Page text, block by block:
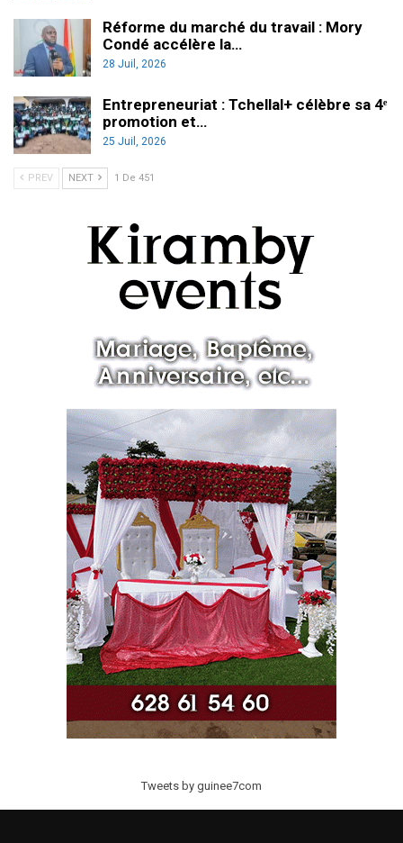
Réforme du marché du travail : Mory
Condé accélère la…
28 Juil, 2026
Entrepreneuriat : Tchellal+ célèbre sa 4ᵉ
promotion et…
25 Juil, 2026
PREV NEXT 1 De 451
Tweets by guinee7com